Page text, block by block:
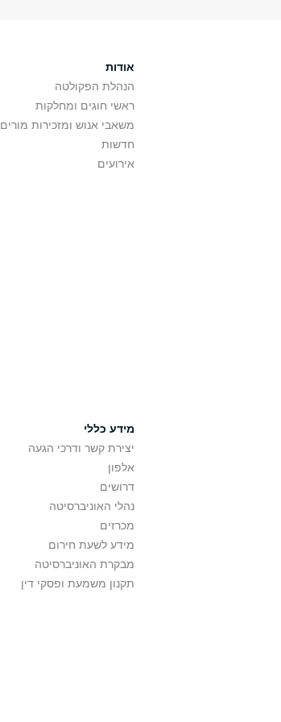
אודות
הנהלת הפקולטה
ראשי חוגים ומחלקות
משאבי אנוש ומזכירות מורים
חדשות
אירועים
מידע כללי
יצירת קשר ודרכי הגעה
אלפון
דרושים
נהלי האוניברסיטה
מכרזים
מידע לשעת חירום
מבקרת האוניברסיטה
תקנון משמעת ופסקי דין